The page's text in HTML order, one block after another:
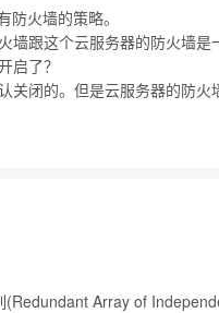
火墙的策略。
墙跟这个云服务器的防火墙
启了？
关闭的。但是云服务器的防火
(Redundant Array of